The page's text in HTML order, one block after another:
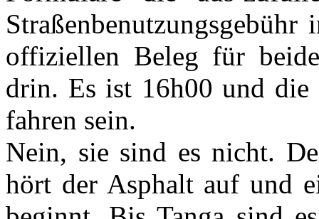
offiziellen Beleg für
drin. Es ist 16h00 und
fahren sein.
Nein, sie sind es nicht.
hört der Asphalt auf und